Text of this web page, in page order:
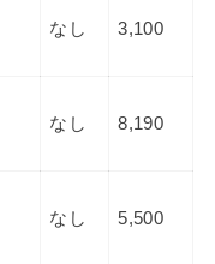
なし 3,100
なし 8,190
なし 5,500